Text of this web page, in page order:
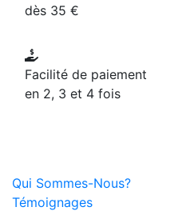
dès 35 €
Facilité de paiement
en 2, 3 et 4 fois
Qui Sommes-Nous?
Témoignages